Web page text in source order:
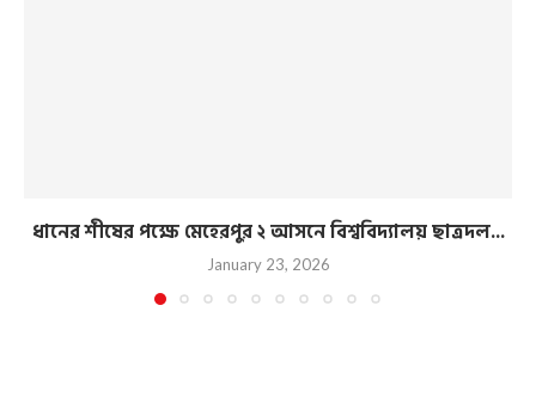
ধানের শীষের পক্ষে মেহেরপুর ২ আসনে বিশ্ববিদ্যালয় ছাত্রদল...
January 23, 2026